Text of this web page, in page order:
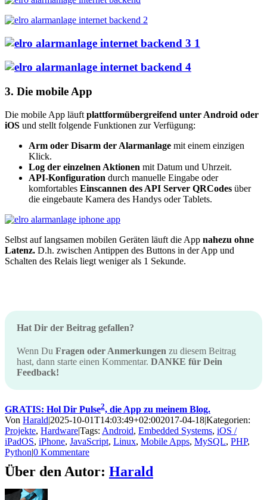
3. Die mobile App
Die mobile App läuft plattformübergreifend unter Android oder
iOS und stellt folgende Funktionen zur Verfügung:
Arm oder Disarm der Alarmanlage mit einem einzigen
Klick.
Log der einzelnen Aktionen mit Datum und Uhrzeit.
API-Konfiguration durch manuelle Eingabe oder
komfortables Einscannen des API Server QRCodes über
die eingebaute Kamera des Handys oder Tablets.
Selbst auf langsamen mobilen Geräten läuft die App nahezu ohne
Latenz. D.h. zwischen Antippen des Buttons in der App und
Schalten des Relais liegt weniger als 1 Sekunde.
Hat Dir der Beitrag gefallen?
Wenn Du Fragen oder Anmerkungen zu diesem Beitrag
hast, dann starte einen Kommentar. DANKE für Dein
Feedback!
GRATIS: Hol Dir Pulse2, die App zu meinem Blog.
Von Harald|2025-10-01T14:03:49+02:002017-04-18|Kategorien:
Projekte, Hardware|Tags: Android, Embedded Systems, iOS /
iPadOS, iPhone, JavaScript, Linux, Mobile Apps, MySQL, PHP,
Python|0 Kommentare
Über den Autor: Harald